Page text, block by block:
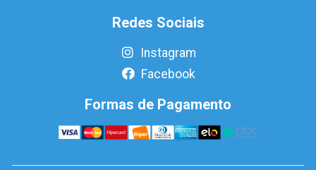
Redes Sociais
Instagram
Facebook
Formas de Pagamento